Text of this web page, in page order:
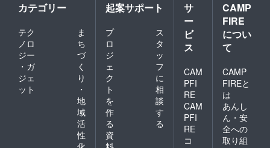
カテゴリー
テク
ノロ
ジー
・ガ
ジェ
ット
ま
ち
づ
く
り
・
地
域
活
性
起案サポート
プ
ロ
ジ
ェ
ク
ト
を
作
る
ス
タ
ッ
フ
に
相
談
す
る
資
サ
ー
ビ
ス
CAM
PFI
RE
CAM
PFI
RE
コ
CAMP
FIRE
につい
て
CAMP
FIREと
は
あんし
ん・安
全への
取り組